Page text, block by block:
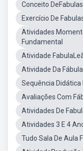
Conceito
Exercício De
Atividades
Fundamental
Atividade
Atividade Da
Sequência Didática
Avaliações Com
Atividades De
Atividades 3 E 4
Tudo Sala De Aula